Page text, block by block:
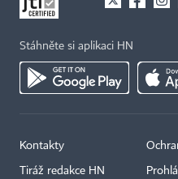
Stáhněte si aplikaci HN
Kontakty
Tiráž redakce HN